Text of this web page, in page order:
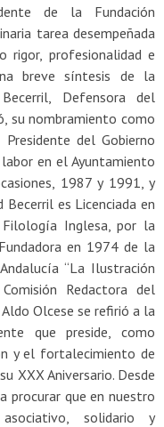
de la Fundación
tarea desempeñada
rigor, profesionalidad e
breve síntesis de la
Defensora del
su nombramiento como
del Gobierno
en el Ayuntamiento
1987 y 1991, y
es Licenciada en
Inglesa, por la
en 1974 de la
“La Ilustración
Redactora del
Olcese se refirió a la
que preside, como
y el fortalecimiento de
XXX Aniversario. Desde
procurar que en nuestro
solidario y